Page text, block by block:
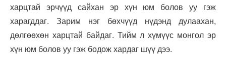
харцтай эрчүүд сайхан эр хүн юм болов уу гэж
харагддаг. Зарим нэг бөхчүүд нүдэнд дулаахан,
дөлгөөхөн харцтай байдаг. Тийм л хүмүүс монгол эр
хүн юм болов уу гэж бодож хардаг шүү дээ.